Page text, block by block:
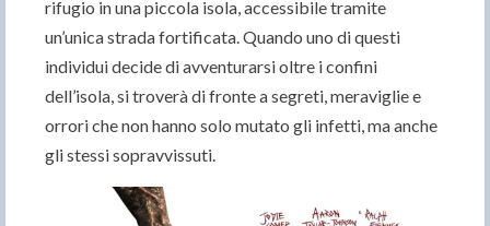
rifugio in una piccola isola, accessibile tramite
un’unica strada fortificata. Quando uno di questi
individui decide di avventurarsi oltre i confini
dell’isola, si troverà di fronte a segreti, meraviglie e
orrori che non hanno solo mutato gli infetti, ma anche
gli stessi sopravvissuti.